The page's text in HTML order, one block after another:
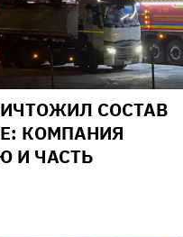
СОСТАВ
КОМПАНИЯ
И ЧАСТЬ